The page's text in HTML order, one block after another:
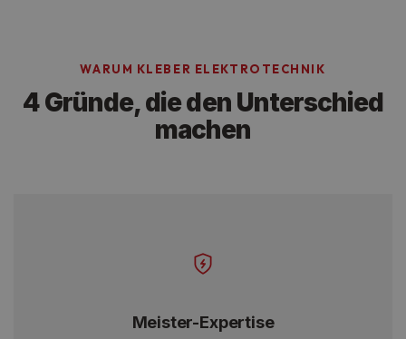
WARUM KLEBER ELEKTROTECHNIK
4 Gründe, die den Unterschied
machen
Meister-Expertise